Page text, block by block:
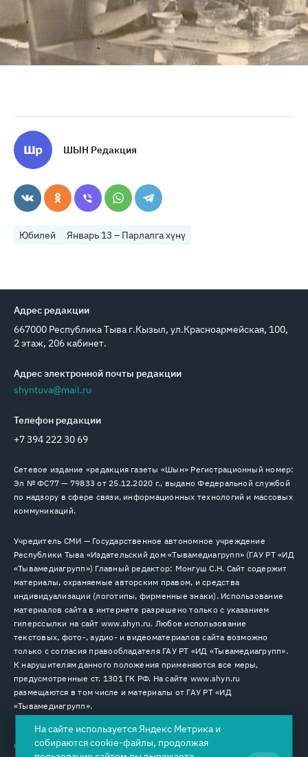
ШЫН Редакция
Юбилей Январь 13 – Парлалга хүнү
Адрес редакции
667000 Республика Тыва г.Кызыл, ул.Красноармейская, 100,
2 этаж, 206 кабинет.
Адрес электронной почты редакции
shyntuva@mail.ru
Телефон редакции
+7 394 222 30 69
Сетевое издание «редакция газеты «Шын» Регистрационный номер:
Эл № ФС77 — 79833 от 25.12.2020 г., выдано Федеральной службой
по надзору в сфере связи, информационных технологий и массовых
коммуникаций.
Учредитель СМИ — Государственное автономное учреждение
Республики Тыва «Издательский дом «Тывамедиагрупп» (ГАУ РТ «ИД
«Тывамедиагрупп») Главный редактор: Монгуш С.Н. Сайт содержит
материалы, охраняемые авторским правом, и средства
индивидуализации (логотипы, фирменные знаки). Использование
материалов сайта в интернете разрешено только с указанием
гиперссылки на сайт www.shyn.ru. Любое использование
текстовых, фото-, аудио- и видеоматериалов сайта возможно
только с согласия правообладателя ГАУ РТ «ИД «Тывамедиагрупп».
К нарушителям данного положения применяются все меры,
предусмотренные ст. 1301 ГК РФ. На сайте www.shyn.ru
размещаются в том числе и материалы от ГАУ РТ «ИД
«Тывамедиагрупп».
© 2026. Все права защищены. 12+
На сайте используется Яндекс Метрика и
собираются cookie-файлы, продолжая